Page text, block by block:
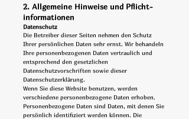
2. Allgemeine Hinweise und Pflicht­
informationen
Datenschutz
Die Betreiber dieser Seiten nehmen den Schutz
Ihrer persönlichen Daten sehr ernst. Wir behandeln
Ihre personenbezogenen Daten vertraulich und
entsprechend den gesetzlichen
Datenschutzvorschriften sowie dieser
Datenschutzerklärung.
Wenn Sie diese Website benutzen, werden
verschiedene personenbezogene Daten erhoben.
Personenbezogene Daten sind Daten, mit denen Sie
persönlich identifiziert werden können. Die